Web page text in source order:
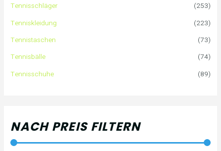
n
a
c
h
Tennisschläger
(253)
Tenniskleidung
(223)
Tennistaschen
(73)
Tennisbälle
(74)
Tennisschuhe
(89)
NACH PREIS FILTERN
e
i
s
e
i
s